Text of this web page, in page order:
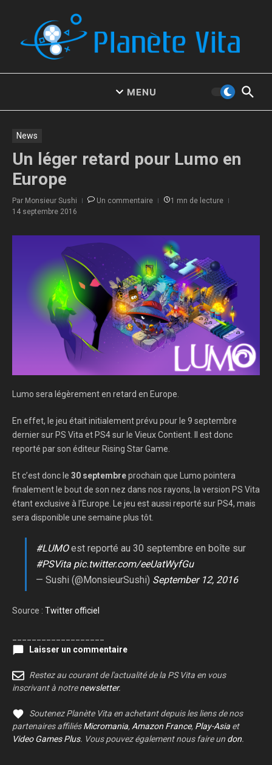
MENU
News
Un léger retard pour Lumo en
Europe
Par Monsieur Sushi Un commentaire
1 mn de lecture
14 septembre 2016
Lumo sera légèrement en retard en Europe.
En effet, le jeu était initialement prévu pour le 9 septembre
dernier sur PS Vita et PS4 sur le Vieux Contient. Il est donc
reporté par son éditeur Rising Star Game.
Et c’est donc le 30 septembreprochain que Lumo pointera
finalement le bout de son nez dans nos rayons, la version PS Vita
étant exclusive à l’Europe. Le jeu est aussi reporté sur PS4, mais
sera disponible une semaine plus tôt.
#LUMOest reporté au 30 septembre en boîte sur
#PSVita pic.twitter.com/eeUatWyfGu
— Sushi (@MonsieurSushi) September 12, 2016
Source : Twitter officiel
Laisser un commentaire
Restez au courant de l'actualité de la PS Vita en vous
inscrivant à notrenewsletter.
Soutenez Planète Vita en achetant depuis les liens de nos
partenaires affiliésMicromania,Amazon France, Play-Asia et
Video Games Plus. Vous pouvez également nous faire un don.